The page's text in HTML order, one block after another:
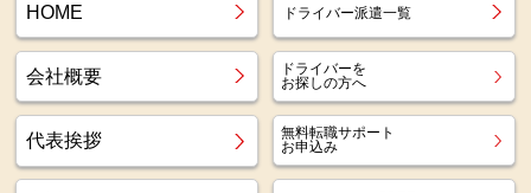
HOME ドライバー派遣一覧
会社概要
ドライバーを
お探しの方へ
代表挨拶
無料転職サポート
お申込み